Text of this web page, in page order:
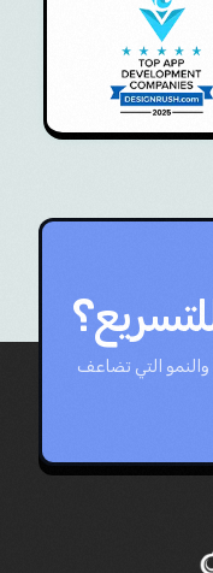
والنمو التي تضاعف